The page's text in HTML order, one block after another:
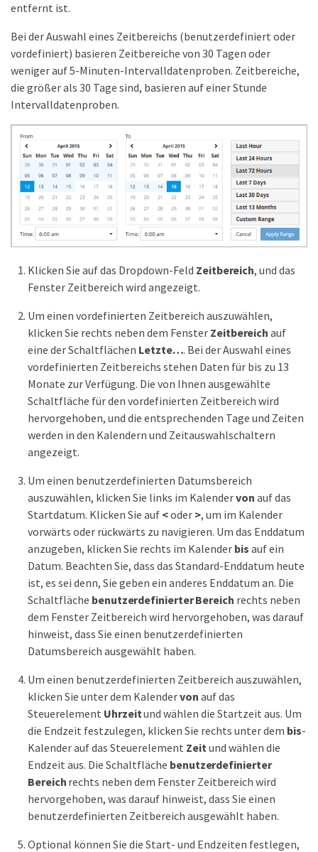
entfernt ist.
Bei der Auswahl eines Zeitbereichs (benutzerdefiniert oder
vordefiniert) basieren Zeitbereiche von 30 Tagen oder
weniger auf 5-Minuten-Intervalldatenproben. Zeitbereiche,
die größer als 30 Tage sind, basieren auf einer Stunde
Intervalldatenproben.
Klicken Sie auf das Dropdown-Feld Zeitbereich, und das
Fenster Zeitbereich wird angezeigt.
Um einen vordefinierten Zeitbereich auszuwählen,
klicken Sie rechts neben dem Fenster Zeitbereich auf
eine der Schaltflächen Letzte…​. Bei der Auswahl eines
vordefinierten Zeitbereichs stehen Daten für bis zu 13
Monate zur Verfügung. Die von Ihnen ausgewählte
Schaltfläche für den vordefinierten Zeitbereich wird
hervorgehoben, und die entsprechenden Tage und Zeiten
werden in den Kalendern und Zeitauswahlschaltern
angezeigt.
Um einen benutzerdefinierten Datumsbereich
auszuwählen, klicken Sie links im Kalendervon auf das
Startdatum. Klicken Sie auf <oder >, um im Kalender
vorwärts oder rückwärts zu navigieren. Um das Enddatum
anzugeben, klicken Sie rechts im Kalender bis auf ein
Datum. Beachten Sie, dass das Standard-Enddatum heute
ist, es sei denn, Sie geben ein anderes Enddatum an. Die
Schaltfläche benutzerdefinierter Bereich rechts neben
dem Fenster Zeitbereich wird hervorgehoben, was darauf
hinweist, dass Sie einen benutzerdefinierten
Datumsbereich ausgewählt haben.
Um einen benutzerdefinierten Zeitbereich auszuwählen,
klicken Sie unter dem Kalendervon auf das
Steuerelement Uhrzeitund wählen die Startzeit aus. Um
die Endzeit festzulegen, klicken Sie rechts unter dem bis-
Kalender auf das Steuerelement Zeit und wählen die
Endzeit aus. Die Schaltfläche benutzerdefinierter
Bereich rechts neben dem Fenster Zeitbereich wird
hervorgehoben, was darauf hinweist, dass Sie einen
benutzerdefinierten Zeitbereich ausgewählt haben.
Optional können Sie die Start- und Endzeiten festlegen,